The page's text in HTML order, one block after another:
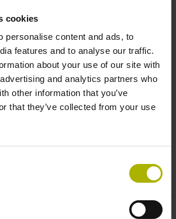
cookies
personalise content and ads, to
features and to analyse our traffic.
about your use of our site with
and analytics partners who
other information that you’ve
that they’ve collected from your use
positioning of
| HEIDENHAIN